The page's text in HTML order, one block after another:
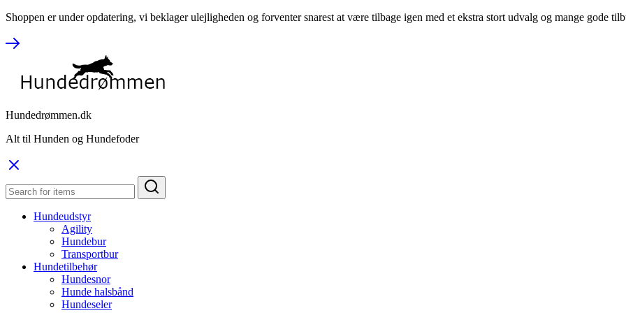
Shoppen er under opdatering, vi beklager ulejligheden og forventer snarest at være tilbage igen med et ekstra stort udvalg og mange gode
Hundedrømmen.dk
Alt til Hunden og Hundefoder
Hundeudstyr
Agility
Hundebur
Transportbur
Hundetilbehør
Hundesnor
Hunde halsbånd
Hundeseler